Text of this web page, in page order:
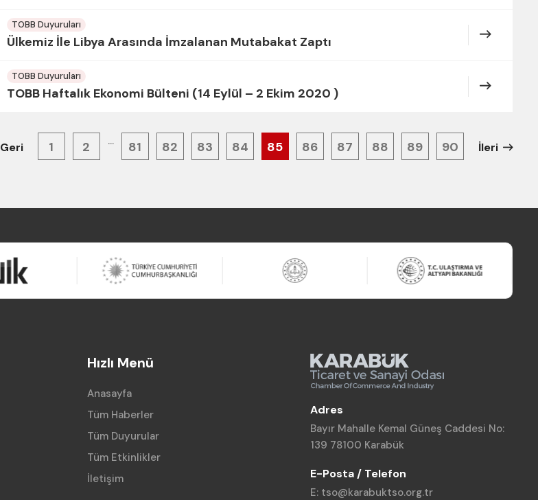
TOBB Duyuruları
Ülkemiz İle Libya Arasında İmzalanan Mutabakat Zaptı
TOBB Duyuruları
TOBB Haftalık Ekonomi Bülteni (14 Eylül – 2 Ekim 2020 )
Geri 1 2 ... 81 82 83 84 85 86 87 88 89 90 İleri
Hızlı Menü
Anasayfa
Tüm Haberler
Tüm Duyurular
Tüm Etkinlikler
İletişim
Adres
Bayır Mahalle Kemal Güneş Caddesi No:
139 78100 Karabük
E-Posta / Telefon
E: tso@karabuktso.org.tr